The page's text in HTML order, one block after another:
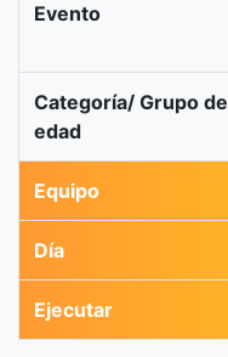
Evento
Categoría/ Grupo de
edad
Equipo
Día
Ejecutar